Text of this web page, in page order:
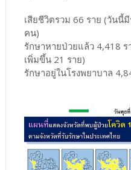
เสียชีวิตรวม 66 ราย (วันนี้
คน)
รักษาหายป่วยแล้ว 4,418
เพิ่มขึ้น 21 ราย)
รักษาอยู่ในโรงพยาบาล